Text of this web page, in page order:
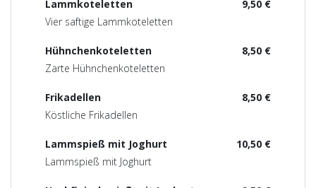
9,50 €
Lammkoteletten
Vier saftige Lammkoteletten
8,50 €
Hühnchenkoteletten
Zarte Hühnchenkoteletten
8,50 €
Frikadellen
Köstliche Frikadellen
10,50 €
Lammspieß mit Joghurt
Lammspieß mit Joghurt